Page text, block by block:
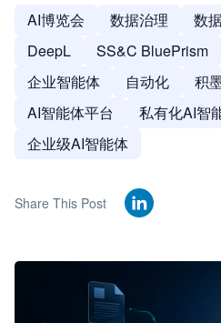
AI博览会 数据治理 数
DeepL
SS&C BluePrism
企业智能体
自动化 积
AI智能体平台
私有化AI智
企业级AI智能体
Share This Post